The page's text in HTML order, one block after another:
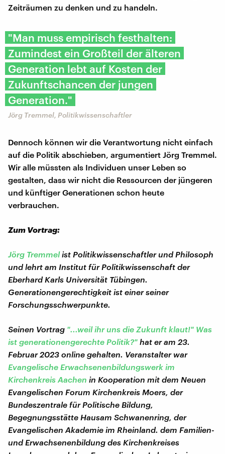
Zeiträumen zu denken und zu handeln.
"Man muss empirisch festhalten:
Zumindest ein Großteil der älteren
Generation lebt auf Kosten der
Zukunftschancen der jungen
Generation."
Jörg Tremmel, Politikwissenschaftler
Dennoch können wir die Verantwortung nicht einfach
auf die Politik abschieben, argumentiert Jörg Tremmel.
Wir alle müssten als Individuen unser Leben so
gestalten, dass wir nicht die Ressourcen der jüngeren
und künftiger Generationen schon heute
verbrauchen.
Zum Vortrag:
Jörg Tremmelist Politikwissenschaftler und Philosoph
und lehrt am Institut für Politikwissenschaft der
Eberhard Karls Universität Tübingen.
Generationengerechtigkeit ist einer seiner
Forschungsschwerpunkte.
Seinen Vortrag "...weil ihr uns die Zukunft klaut!" Was
ist generationengerechte Politik?" hat er am 23.
Februar 2023 online gehalten. Veranstalter war
Evangelische Erwachsenenbildungswerk im
Kirchenkreis Aachen in Kooperation mit dem Neuen
Evangelischen Forum Kirchenkreis Moers, der
Bundeszentrale für Politische Bildung,
Begegnungsstätte Hausam Schwanenring, der
Evangelischen Akademie im Rheinland. dem Familien-
und Erwachsenenbildung des Kirchenkreises